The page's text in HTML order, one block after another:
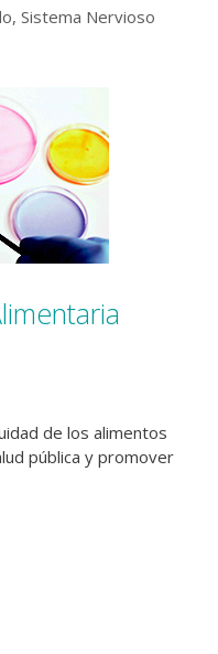
, Sistema Nervioso
de los alimentos
pública y promover